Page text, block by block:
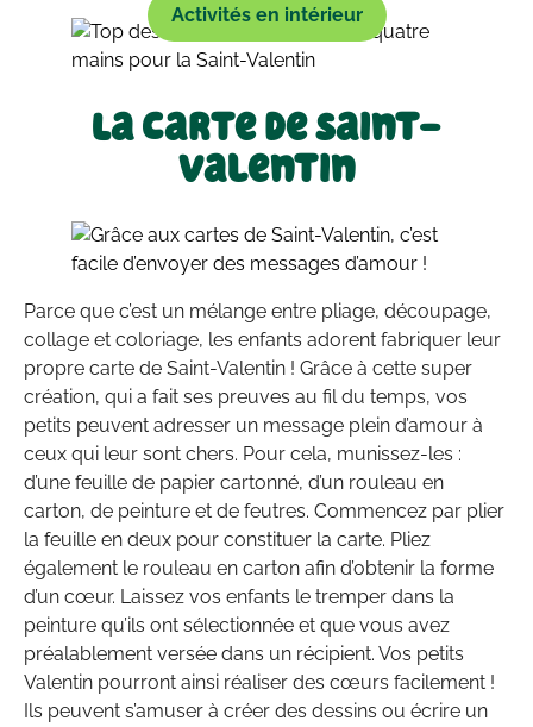
Activités en intérieur
La carte de Saint-
Valentin
Parce que c’est un mélange entre pliage, découpage,
collage et coloriage, les enfants adorent fabriquer leur
propre carte de Saint-Valentin ! Grâce à cette super
création, qui a fait ses preuves au fil du temps, vos
petits peuvent adresser un message plein d’amour à
ceux qui leur sont chers. Pour cela, munissez-les :
d’une feuille de papier cartonné, d’un rouleau en
carton, de peinture et de feutres. Commencez par plier
la feuille en deux pour constituer la carte. Pliez
également le rouleau en carton afin d’obtenir la forme
d’un cœur. Laissez vos enfants le tremper dans la
peinture qu’ils ont sélectionnée et que vous avez
préalablement versée dans un récipient. Vos petits
Valentin pourront ainsi réaliser des cœurs facilement !
Ils peuvent s’amuser à créer des dessins ou écrire un